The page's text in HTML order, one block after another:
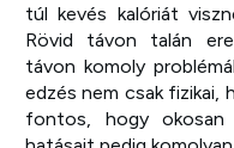
túl kevés kalóriát
Rövid távon talán
távon komoly
edzés nem csak fizikai,
fontos, hogy okosan